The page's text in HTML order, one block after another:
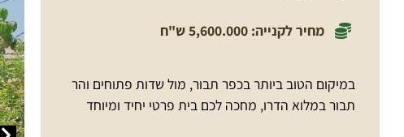
מחיר לקנייה: 5,600.000 ש"ח
במיקום הטוב ביותר בכפר תבור, מול שדות פתוחים והר
תבור במלוא הדרו, מחכה לכם בית פרטי יחיד ומיוחד